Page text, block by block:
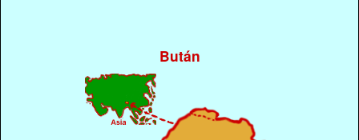
Bután